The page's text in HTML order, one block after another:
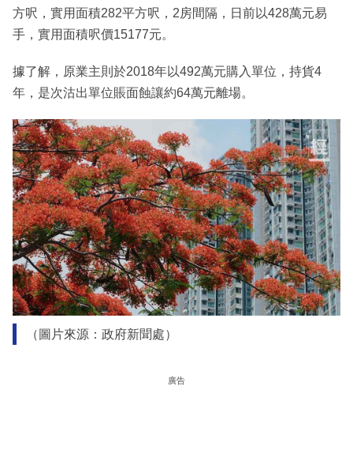
方呎，實用面積282平方呎，2房間隔，日前以428萬元易
手，實用面積呎價15177元。
據了解，原業主則於2018年以492萬元購入單位，持貨4
年，是次沽出單位賬面蝕讓約64萬元離場。
（圖片來源：政府新聞處）
廣告